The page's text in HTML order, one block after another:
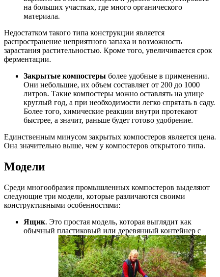
на больших участках, где много органического
материала.
Недостатком такого типа конструкции является
распространение неприятного запаха и возможность
зарастания растительностью. Кроме того, увеличивается срок
ферментации.
Закрытые компостеры более удобные в применении.
Они небольшие, их объем составляет от 200 до 1000
литров. Такие компостеры можно оставлять на улице
круглый год, а при необходимости легко спрятать в саду.
Более того, химические реакции внутри протекают
быстрее, а значит, раньше будет готово удобрение.
Единственным минусом закрытых компостеров является цена.
Она значительно выше, чем у компостеров открытого типа.
Модели
Среди многообразия промышленных компостеров выделяют
следующие три модели, которые различаются своими
конструктивными особенностями:
Ящик. Это простая модель, которая выглядит как
обычный пластиковый или деревянный контейнер с